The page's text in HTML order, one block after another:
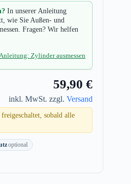
In unserer Anleitung
wie Sie Außen- und
Fragen? Wir helfen
Zylinder ausmessen
59,90 €
inkl. MwSt. zzgl.Versand
sobald alle
optional